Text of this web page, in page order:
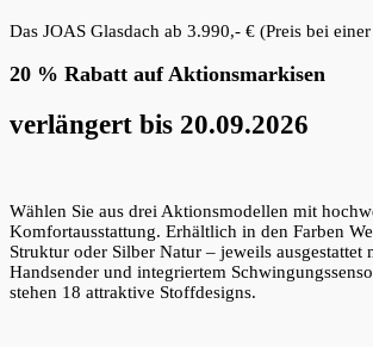
Das JOAS Glasdach ab 3.990,- € (Preis bei
20 % Rabatt auf Aktionsmarkisen
verlängert bis 20.09.2026
Wählen Sie aus drei Aktionsmodellen mit
Komfortausstattung. Erhältlich in den Farben
Struktur oder Silber Natur – jeweils ausgestattet
Handsender und integriertem
stehen 18 attraktive Stoffdesigns.